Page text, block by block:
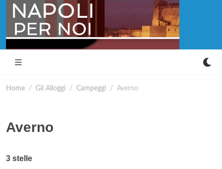
Home Gli Alloggi Campeggi Averno
Averno
3 stelle